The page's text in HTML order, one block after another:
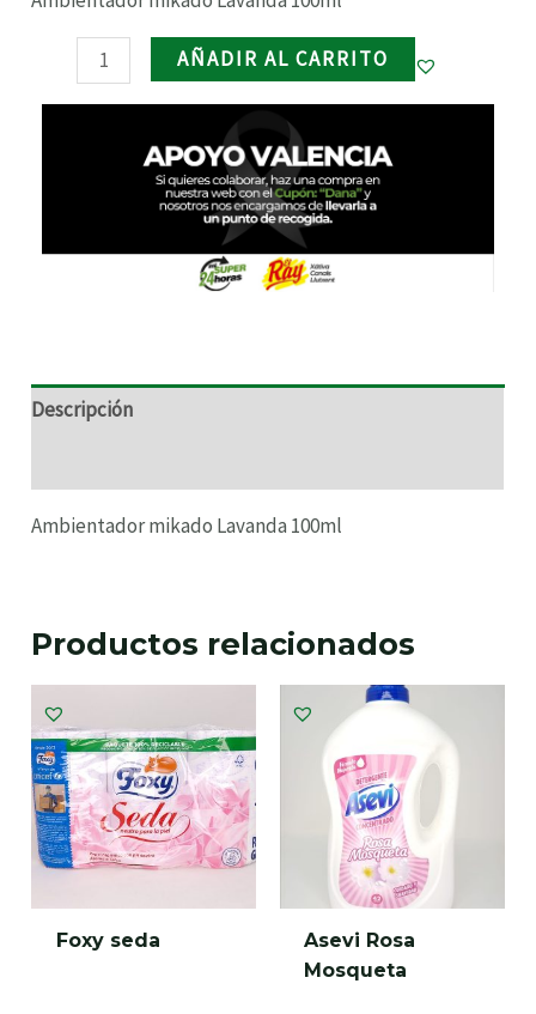
AÑADIR AL CARRITO
Descripción
Ambientador mikado Lavanda 100ml
Productos relacionados
Foxy seda
Asevi Rosa
Mosqueta